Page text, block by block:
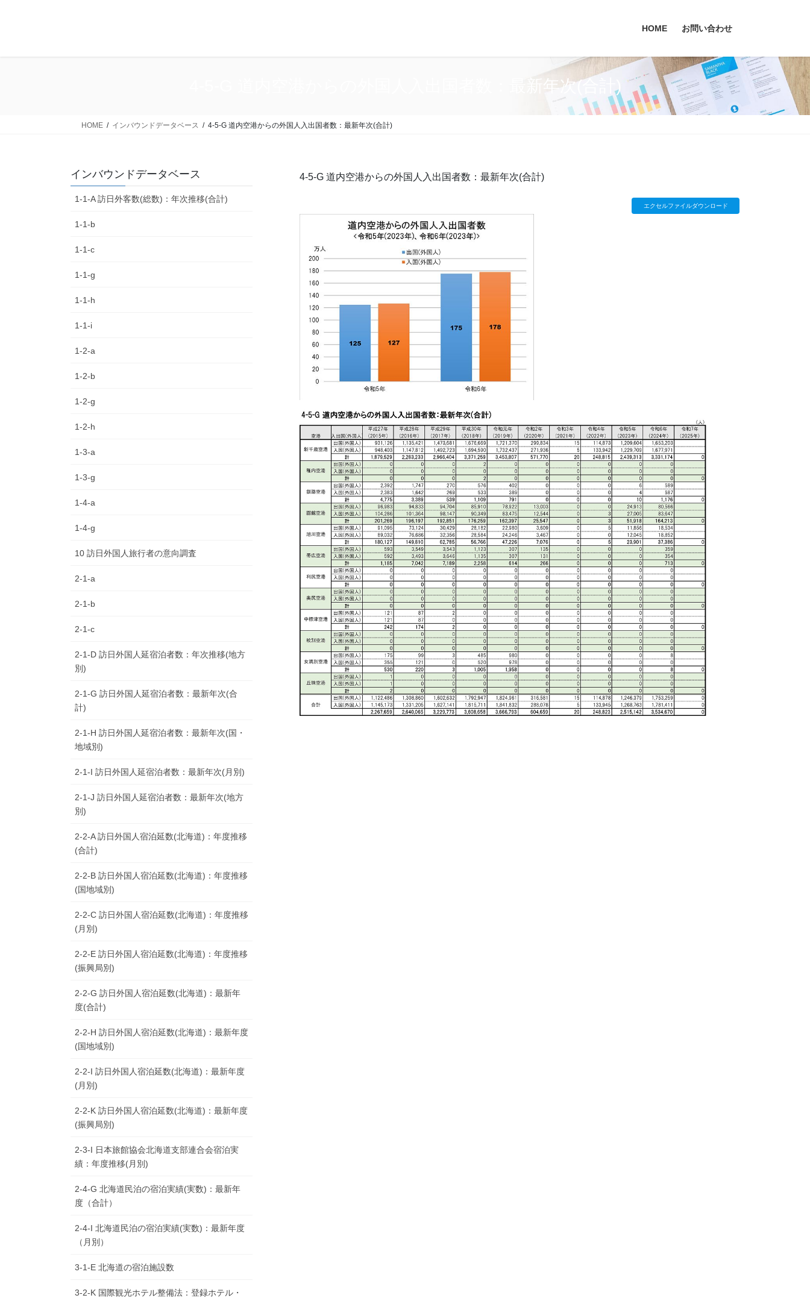
HOME お問い合わせ
4-5-G 道内空港からの外国人入出国者数：最新年次(合計)
HOME インバウンドデータベース 4-5-G 道内空港からの外国人入出国者数：最新年次(合計)
4-5-G 道内空港からの外国人入出国者数：最新年次(合計)
エクセルファイルダウンロード
インバウンドデータベース
1-1-A 訪日外客数(総数)：年次推移(合計)
1-1-b
1-1-c
1-1-g
1-1-h
1-1-i
1-2-a
1-2-b
1-2-g
1-2-h
1-3-a
1-3-g
1-4-a
1-4-g
10 訪日外国人旅行者の意向調査
2-1-a
2-1-b
2-1-c
2-1-D 訪日外国人延宿泊者数：年次推移(地方
別)
2-1-G 訪日外国人延宿泊者数：最新年次(合
計)
2-1-H 訪日外国人延宿泊者数：最新年次(国・
地域別)
2-1-I 訪日外国人延宿泊者数：最新年次(月別)
2-1-J 訪日外国人延宿泊者数：最新年次(地方
別)
2-2-A 訪日外国人宿泊延数(北海道)：年度推移
(合計)
2-2-B 訪日外国人宿泊延数(北海道)：年度推移
(国地域別)
2-2-C 訪日外国人宿泊延数(北海道)：年度推移
(月別)
2-2-E 訪日外国人宿泊延数(北海道)：年度推移
(振興局別)
2-2-G 訪日外国人宿泊延数(北海道)：最新年
度(合計)
2-2-H 訪日外国人宿泊延数(北海道)：最新年度
(国地域別)
2-2-I 訪日外国人宿泊延数(北海道)：最新年度
(月別)
2-2-K 訪日外国人宿泊延数(北海道)：最新年度
(振興局別)
2-3-I 日本旅館協会北海道支部連合会宿泊実
績：年度推移(月別)
2-4-G 北海道民泊の宿泊実績(実数)：最新年
度（合計）
2-4-I 北海道民泊の宿泊実績(実数)：最新年度
（月別）
3-1-E 北海道の宿泊施設数
3-2-K 国際観光ホテル整備法：登録ホテル・